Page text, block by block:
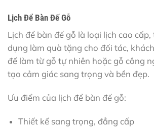
Lịch Để Bàn Đế Gỗ
Lịch để bàn đế gỗ là loại lịch cao
dụng làm quà tặng cho đối tác,
đế làm từ gỗ tự nhiên hoặc gỗ công
tạo cảm giác sang trọng và bền đẹp.
Ưu điểm của lịch để bàn đế gỗ:
Thiết kế sang trọng, đẳng cấp